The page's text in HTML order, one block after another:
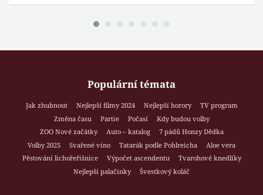
Populární témata
Jak zhubnout Nejlepší filmy 2024 Nejlepší horory
TV program
Změna času
Partie Počasí
Kdy budou volby
ZOO Nové začátky
Auto – katalog
7 pádů Honzy Dědka
Volby 2025
Svařené víno Tatarák podle Pohlreicha
Aloe vera
Pěstování lichořeřišnice
Výpočet ascendentu
Tvarohové knedlíky
Nejlepší palačinky
Švestkový koláč